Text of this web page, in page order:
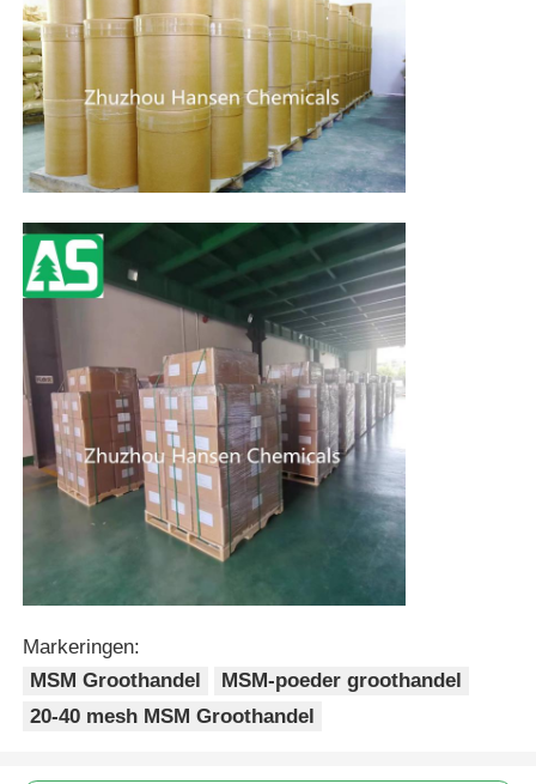
Markeringen:
MSM Groothandel
MSM-poeder groothandel
20-40 mesh MSM Groothandel